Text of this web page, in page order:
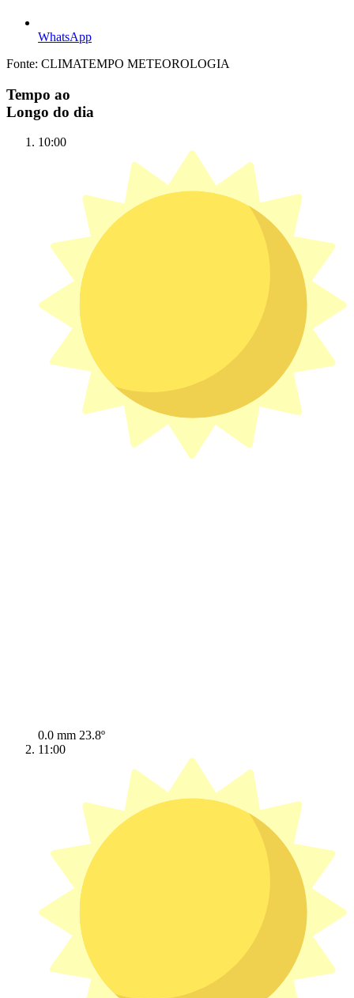
WhatsApp
Fonte: CLIMATEMPO METEOROLOGIA
Tempo ao
Longo do dia
10:00
0.0 mm 23.8º
11:00